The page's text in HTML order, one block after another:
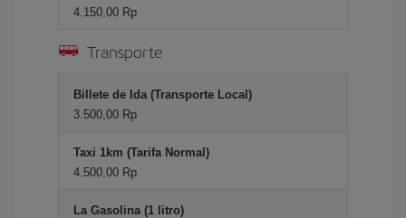
4.150,00 Rp
Transporte
Billete de Ida (Transporte Local)
3.500,00 Rp
Taxi 1km (Tarifa Normal)
4.500,00 Rp
La Gasolina (1 litro)